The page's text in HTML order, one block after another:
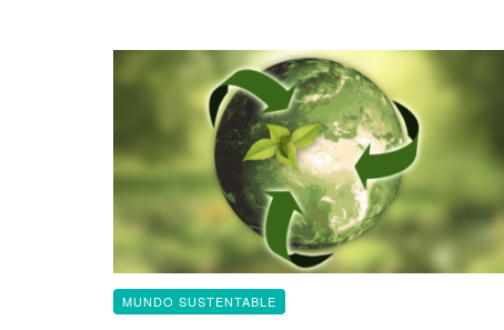
MUNDO SUSTENTABLE